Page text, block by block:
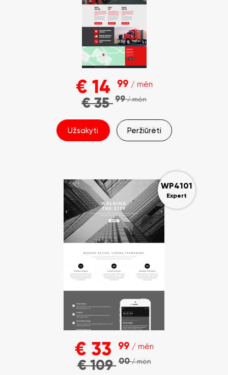
€ 14 99 / mėn
€35 99 / mėn
Užsakyti Peržiūrėti
WP4101
Expert
€ 33 99 / mėn
€109 00 / mėn